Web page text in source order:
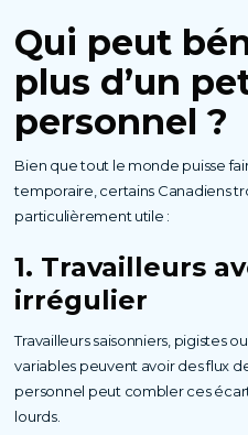
Qui peut
plus d’un
personnel ?
Bien que tout le monde puisse
temporaire, certains Canadiens
particulièrement utile :
1. Travailleurs
irrégulier
Travailleurs saisonniers, pigistes
variables peuvent avoir des flux
personnel peut combler ces
lourds.